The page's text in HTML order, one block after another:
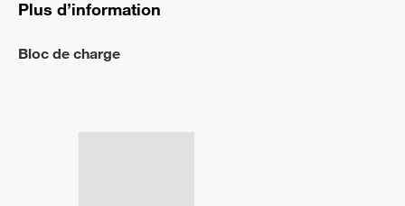
Plus d’information
Bloc de charge